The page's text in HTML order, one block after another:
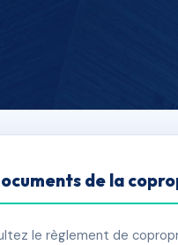
LERINS
AVENUE DU DOCTEUR
de la
le règlement de